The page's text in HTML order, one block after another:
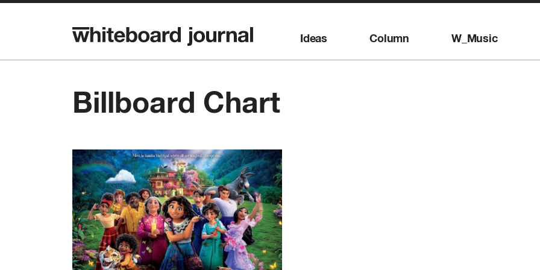
Ideas Column W_Music
Billboard Chart